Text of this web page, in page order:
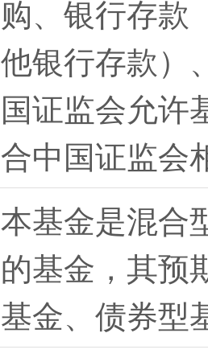
购、银行存款
他银行存款）
国证监会允许
合中国证监会
本基金是混合
的基金，其预
基金、债券型